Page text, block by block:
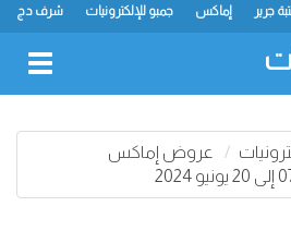
شرف دج جمبو للإلكترونيات إماكس جرير
عروض إماكس